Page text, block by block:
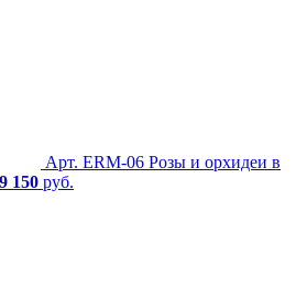
Арт. ERM-06 Розы и орхидеи в
9 150 руб.